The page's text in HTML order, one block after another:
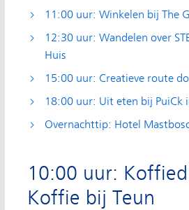
11:00 uur: Winkelen bij The
12:30 uur: Wandelen over
Huis
15:00 uur: Creatieve route
18:00 uur: Uit eten bij PuiCk
Overnachttip: Hotel
10:00 uur:
Koffie bij Teun